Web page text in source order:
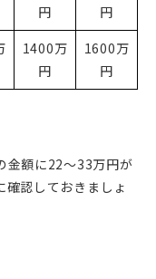
円
円
1400万
円
1600万
円
金額に22〜33万円が
確認しておきましょ